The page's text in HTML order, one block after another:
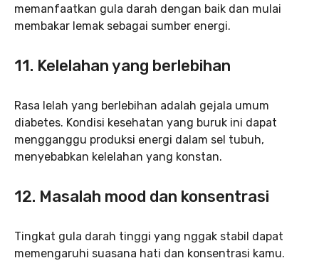
memanfaatkan gula darah dengan baik dan mulai
membakar lemak sebagai sumber energi.
11. Kelelahan yang berlebihan
Rasa lelah yang berlebihan adalah gejala umum
diabetes. Kondisi kesehatan yang buruk ini dapat
mengganggu produksi energi dalam sel tubuh,
menyebabkan kelelahan yang konstan.
12. Masalah mood dan konsentrasi
Tingkat gula darah tinggi yang nggak stabil dapat
memengaruhi suasana hati dan konsentrasi kamu.